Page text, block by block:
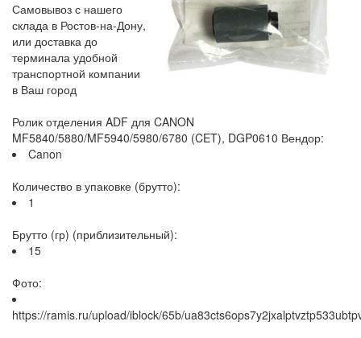
Самовывоз с нашего
склада в Ростов-на-Дону,
или доставка до
терминала удобной
транспортной компании
в Ваш город
Ролик отделения ADF для CANON
MF5840/5880/MF5940/5980/6780 (CET), DGP0610 Вендор:
Canon
Количество в упаковке (брутто):
1
Брутто (гр) (приблизительный):
15
Фото:
https://ramis.ru/upload/iblock/65b/